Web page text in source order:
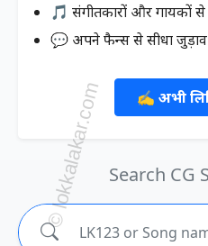
🎵 संगीतकारों और गायकों
💬 अपने फैन्स से सीधा जुड़ाव
✍️ अभी
Search CG